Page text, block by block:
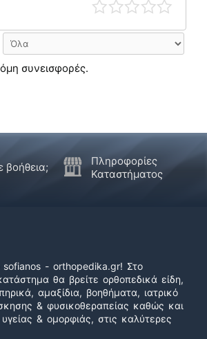
συνεισφορές.
βοήθεια;
Πληροφορίες
Καταστήματος
sofianos - orthopedika.gr! Στο
θα βρείτε ορθοπεδικά είδη,
αμαξίδια, βοηθήματα, ιατρικό
& φυσικοθεραπείας καθώς και
& ομορφιάς, στις καλύτερες